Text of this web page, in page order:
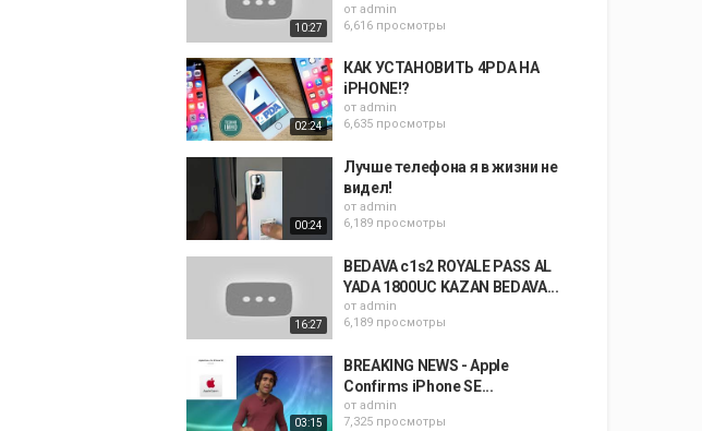
10:27
от admin
6,616 просмотры
02:24
КАК УСТАНОВИТЬ 4PDA НА
iPHONE!?
от admin
6,635 просмотры
00:24
Лучше телефона я в жизни не
видел!
от admin
6,189 просмотры
16:27
BEDAVA c1s2 ROYALE PASS AL
YADA 1800UC KAZAN BEDAVA...
от admin
6,189 просмотры
03:15
BREAKING NEWS - Apple
Confirms iPhone SE...
от admin
7,325 просмотры